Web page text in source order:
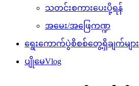
သတင်းစကားပေးပို့ရန်
အမေး/အဖြေကဏ္ဍ
ရွေးကောက်ပွဲစိစစ်တွေ့ရှိချက်များ
ပျိုမေVlog